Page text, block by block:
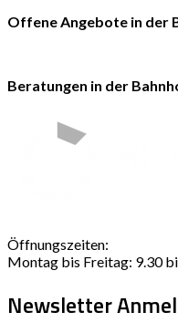
Offene Angebote in der
Beratungen in der
Öffnungszeiten:
Montag bis Freitag: 9.30
Newsletter